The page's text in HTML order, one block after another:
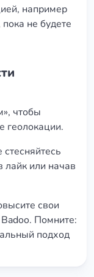
например
не будете
чтобы
геолокации.
лайк или начав
свои
Помните:
подход